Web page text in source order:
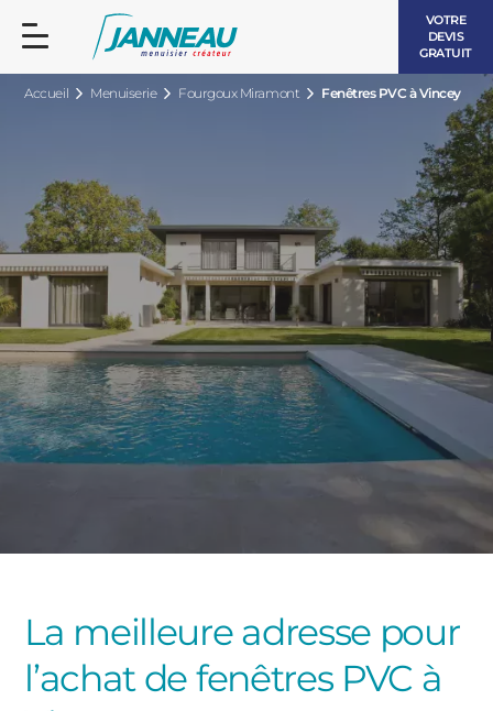
VOTRE
DEVIS
GRATUIT
Accueil Menuiserie Fourgoux Miramont Fenêtres PVC à Vincey
La meilleure adresse pour
l’achat de fenêtres PVC à
FENÊTRES ET PORTES-FENÊTRES
BOIS
BAIES VITRÉES
PORTES D’ENTRÉE
LES CONTEMPORAINES
LES INTEMPORELLES
LES LUMINEUSES
VOLETS ROULANTS
PERGOLAS
CLÔTURES